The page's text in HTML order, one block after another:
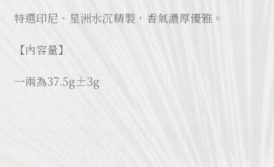
特選印尼、星洲水沉精製，香氣濃厚優雅。
【內容量】
一兩為37.5g±3g